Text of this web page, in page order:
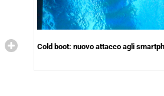
Cold boot: nuovo attacco agli